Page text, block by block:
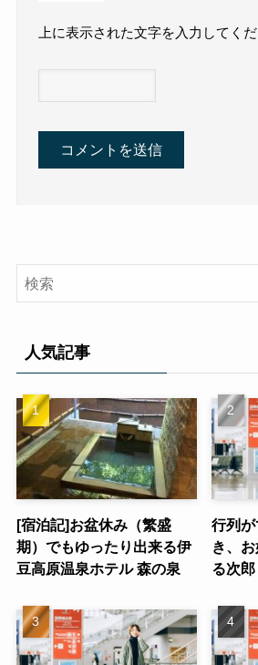
上に表示された文字を入力してくだ
人気記事
[宿泊記]お盆休み（繁盛
期）でもゆったり出来る伊
豆高原温泉ホテル 森の泉
行列
き、
る次郎